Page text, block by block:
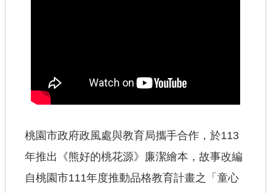
【隱私權政策】
桃園市政府政風處與教育局攜手合作，於113
年推出《熊好的桃花源》廉潔繪本，故事改編
自桃園市111年度推動品格教育計畫之「童心